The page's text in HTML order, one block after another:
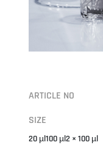
ARTICLE NO
SIZE
20 µl100 µl2 × 100 µl